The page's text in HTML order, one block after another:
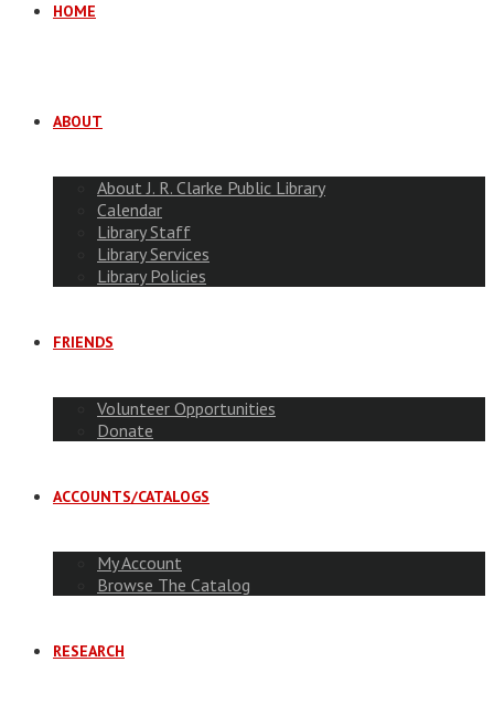
HOME
ABOUT
About J. R. Clarke Public Library
Calendar
Library Staff
Library Services
Library Policies
FRIENDS
Volunteer Opportunities
Donate
ACCOUNTS/CATALOGS
My Account
Browse The Catalog
RESEARCH